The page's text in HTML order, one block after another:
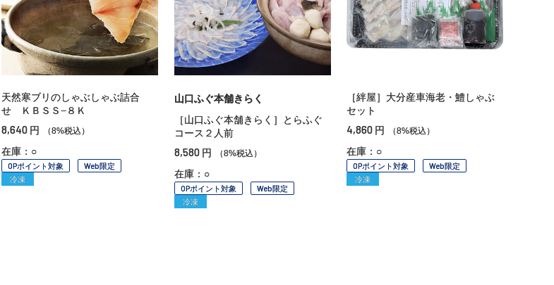
天然寒ブリのしゃぶしゃぶ詰合
せ ＫＢＳＳ−８Ｋ
8,640 円 （8%税込）
在庫：○
OPポイント対象
Web限定
冷凍
山口ふぐ本舗きらく
［山口ふぐ本舗きらく］とらふぐ
コース２人前
8,580 円 （8%税込）
在庫：○
OPポイント対象
Web限定
冷凍
［絆屋］大分産車海老・鱧しゃぶ
セット
4,860 円 （8%税込）
在庫：○
OPポイント対象
Web限定
冷凍